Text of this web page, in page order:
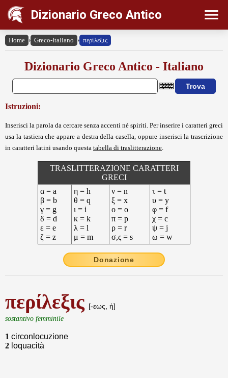
Dizionario Greco Antico
Home › Greco-Italiano › περίλεξις
Dizionario Greco Antico - Italiano
Istruzioni:
Inserisci la parola da cercare senza accenti né spiriti. Per inserire i caratteri greci
usa la tastiera che appare a destra della casella, oppure inserisci la trascrizione
in caratteri latini usando questa tabella di traslitterazione
TRASLITTERAZIONE CARATTERI
GRECI
α = a
β = b
γ = g
δ = d
ε = e
ζ = z
η = h
θ = q
ι = i
κ = k
λ = l
μ = m
ν = n
ξ = x
ο = o
π = p
ρ = r
σ,ς = s
τ = t
υ = y
φ = f
χ = c
ψ = j
ω = w
Donazione
περίλεξις [-εως, ἡ]
sostantivo femminile
1 circonlocuzione
2 loquacità